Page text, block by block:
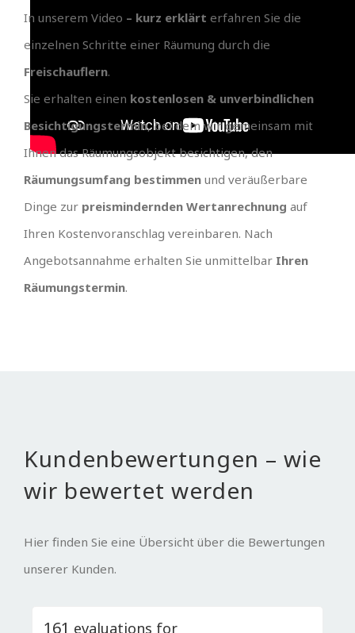
In unserem Video – kurz erklärt erfahren Sie die
einzelnen Schritte einer Räumung durch die
Freischauflern.
Sie erhalten einen kostenlosen & unverbindlichen
Besichtigungstermin, bei dem wir gemeinsam mit
Ihnen das Räumungsobjekt besichtigen, den
Räumungsumfang bestimmen und veräußerbare
Dinge zur preismindernden Wertanrechnung auf
Ihren Kostenvoranschlag vereinbaren. Nach
Angebotsannahme erhalten Sie unmittelbar Ihren
Räumungstermin.
Kundenbewertungen – wie
wir bewertet werden
Hier finden Sie eine Übersicht über die Bewertungen
unserer Kunden.
161 evaluations for